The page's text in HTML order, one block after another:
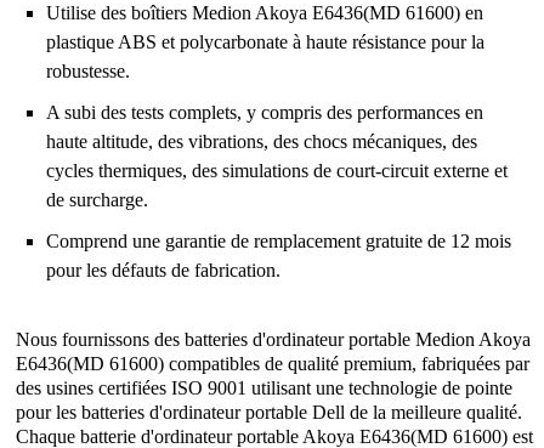
Utilise des boîtiers Medion Akoya E6436(MD 61600) en
plastique ABS et polycarbonate à haute résistance pour la
robustesse.
A subi des tests complets, y compris des performances en
haute altitude, des vibrations, des chocs mécaniques, des
cycles thermiques, des simulations de court-circuit externe et
de surcharge.
Comprend une garantie de remplacement gratuite de 12 mois
pour les défauts de fabrication.
Nous fournissons des batteries d'ordinateur portable Medion Akoya
E6436(MD 61600) compatibles de qualité premium, fabriquées par
des usines certifiées ISO 9001 utilisant une technologie de pointe
pour les batteries d'ordinateur portable Dell de la meilleure qualité.
Chaque batterie d'ordinateur portable Akoya E6436(MD 61600) est